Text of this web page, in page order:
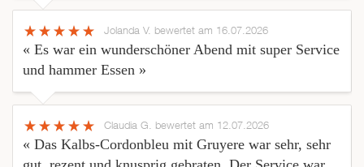
Jolanda V. bewertet am 16.07.2026
« Es war ein wunderschöner Abend mit super Service
und hammer Essen »
Claudia G. bewertet am 12.07.2026
« Das Kalbs-Cordonbleu mit Gruyere war sehr, sehr